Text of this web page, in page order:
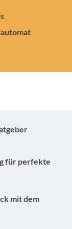
für perfekte
mit dem